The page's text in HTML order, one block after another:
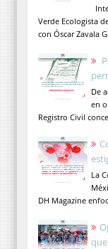
Verde Ecologista
con Óscar Zavala
De
en
Registro Civil
La
DH Magazine